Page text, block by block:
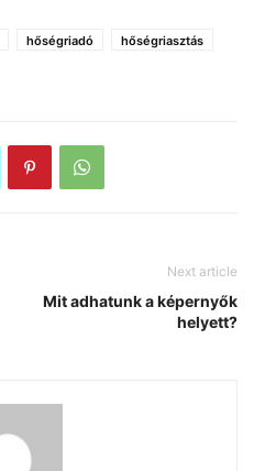
hőségriadó
hőségriasztás
Next article
Mit adhatunk a képernyők
helyett?